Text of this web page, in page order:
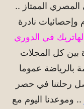
المصري الممتاز ..
نادرة
في الدوري
بين كل المجلات
بالرياضة عموما
رحلتنا في حصر
.. وموعدنا اليوم مع